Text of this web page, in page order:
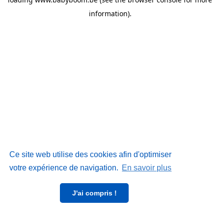
Ce site web utilise des cookies afin d'optimiser
votre expérience de navigation. En savoir plus
J'ai compris !
information).